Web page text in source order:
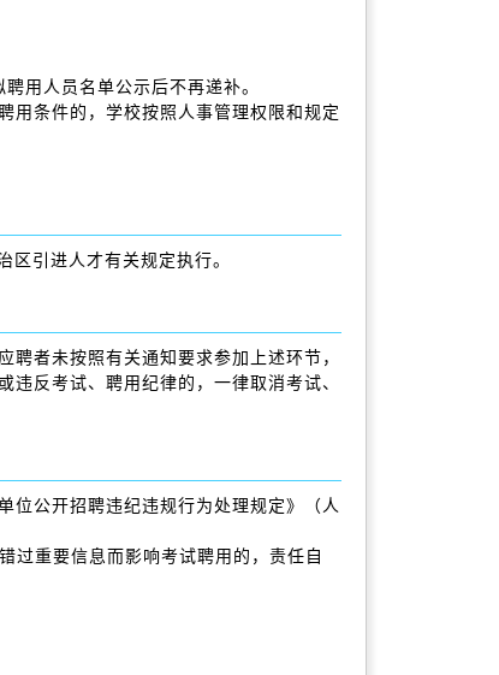
用人员名单公示后不再递补。
用条件的，学校按照人事管理权限和规定
引进人才有关规定执行。
者未按照有关通知要求参加上述环节，
反考试、聘用纪律的，一律取消考试、
位公开招聘违纪违规行为处理规定》（人
过重要信息而影响考试聘用的，责任自